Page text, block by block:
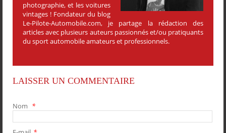
photographie, et les voitures
vintages ! Fondateur du blog
Le-Pilote-Automobile.com, je partage la rédaction des
articles avec plusieurs auteurs passionnés et/ou pratiquants
du sport automobile amateurs et professionnels.
LAISSER UN COMMENTAIRE
Nom *